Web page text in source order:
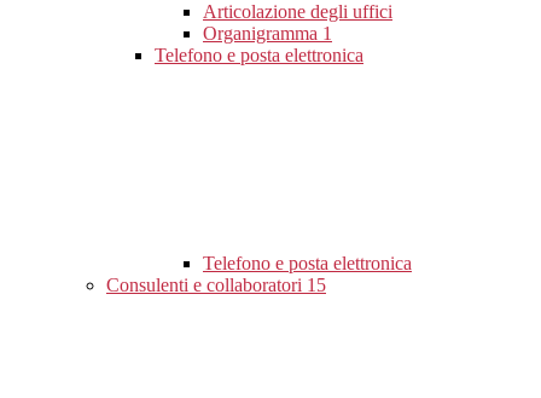
Articolazione degli uffici
Organigramma 1
Telefono e posta elettronica
Telefono e posta elettronica
Consulenti e collaboratori 15